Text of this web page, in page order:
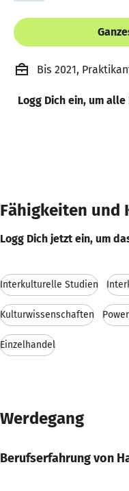
Bis 2021,
Logg Dich ein, um
Fähigkeiten und
Logg Dich jetzt ein, um
Interkulturelle Studien
Kulturwissenschaften
Einzelhandel
Werdegang
Berufserfahrung von